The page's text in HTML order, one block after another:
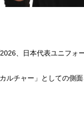
、日本代表ユニフォ
チャー」としての側